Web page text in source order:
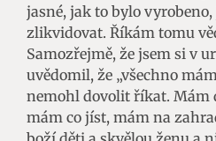
jasné, jak to bylo vyrobeno,
zlikvidovat. Říkám tomu
Samozřejmě, že jsem si v
uvědomil, že „všechno
nemohl dovolit říkat. Mám
mám co jíst, mám na